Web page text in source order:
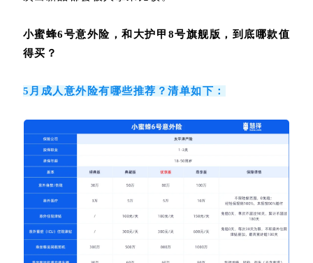
小蜜蜂6号意外险，和 大护甲8号旗舰版 ，到底哪款值
得买？
5月成人意外险有哪些推荐？清单如下：